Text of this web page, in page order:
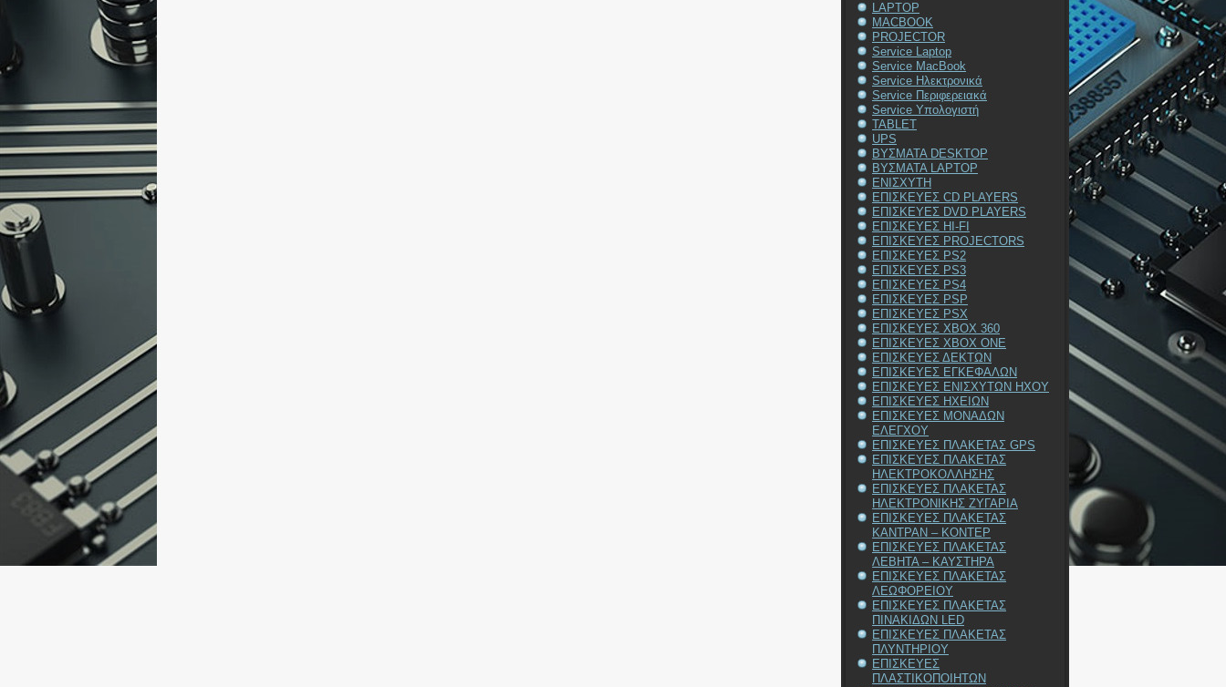
LAPTOP
MACBOOK
PROJECTOR
Service Laptop
Service MacBook
Service Ηλεκτρονικά
Service Περιφερειακά
Service Υπολογιστή
TABLET
UPS
ΒΥΣΜΑΤΑ DESKTOP
ΒΥΣΜΑΤΑ LAPTOP
ΕΝΙΣΧΥΤΗ
ΕΠΙΣΚΕΥΕΣ CD PLAYERS
ΕΠΙΣΚΕΥΕΣ DVD PLAYERS
ΕΠΙΣΚΕΥΕΣ HI-FI
ΕΠΙΣΚΕΥΕΣ PROJECTORS
ΕΠΙΣΚΕΥΕΣ PS2
ΕΠΙΣΚΕΥΕΣ PS3
ΕΠΙΣΚΕΥΕΣ PS4
ΕΠΙΣΚΕΥΕΣ PSP
ΕΠΙΣΚΕΥΕΣ PSX
ΕΠΙΣΚΕΥΕΣ XBOX 360
ΕΠΙΣΚΕΥΕΣ XBOX ONE
ΕΠΙΣΚΕΥΕΣ ΔΕΚΤΩΝ
ΕΠΙΣΚΕΥΕΣ ΕΓΚΕΦΑΛΩΝ
ΕΠΙΣΚΕΥΕΣ ΕΝΙΣΧΥΤΩΝ ΗΧΟΥ
ΕΠΙΣΚΕΥΕΣ ΗΧΕΙΩΝ
ΕΠΙΣΚΕΥΕΣ ΜΟΝΑΔΩΝ
ΕΛΕΓΧΟΥ
ΕΠΙΣΚΕΥΕΣ ΠΛΑΚΕΤΑΣ GPS
ΕΠΙΣΚΕΥΕΣ ΠΛΑΚΕΤΑΣ
ΗΛΕΚΤΡΟΚΟΛΛΗΣΗΣ
ΕΠΙΣΚΕΥΕΣ ΠΛΑΚΕΤΑΣ
ΗΛΕΚΤΡΟΝΙΚΗΣ ΖΥΓΑΡΙΑ
ΕΠΙΣΚΕΥΕΣ ΠΛΑΚΕΤΑΣ
ΚΑΝΤΡΑΝ – ΚΟΝΤΕΡ
ΕΠΙΣΚΕΥΕΣ ΠΛΑΚΕΤΑΣ
ΛΕΒΗΤΑ – ΚΑΥΣΤΗΡΑ
ΕΠΙΣΚΕΥΕΣ ΠΛΑΚΕΤΑΣ
ΛΕΩΦΟΡΕΙΟΥ
ΕΠΙΣΚΕΥΕΣ ΠΛΑΚΕΤΑΣ
ΠΙΝΑΚΙΔΩΝ LED
ΕΠΙΣΚΕΥΕΣ ΠΛΑΚΕΤΑΣ
ΠΛΥΝΤΗΡΙΟΥ
ΕΠΙΣΚΕΥΕΣ
ΠΛΑΣΤΙΚΟΠΟΙΗΤΩΝ